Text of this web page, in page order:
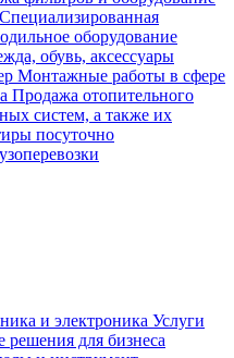
Специализированная
оборудование
обувь, аксессуары
Монтажные работы в сфере
Продажа отопительного
систем, а также их
посуточно
и электроника Услуги
решения для бизнеса